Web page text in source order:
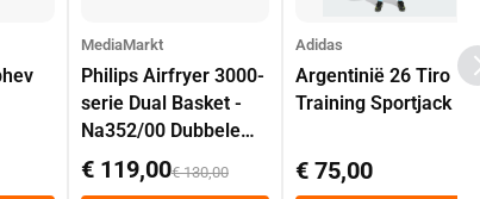
MediaMarkt
Philips Airfryer 3000-
serie Dual Basket -
Na352/00 Dubbele
Mand 9 L Tot 6
Personen
€ 119,00€ 130,00
Adidas
Argentinië 26 Tiro
Training Sportjack
€ 75,00